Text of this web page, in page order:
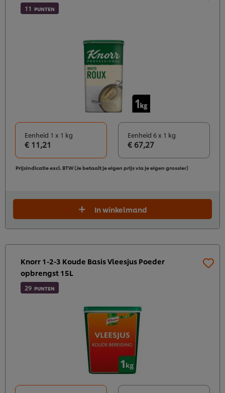
11 PUNTEN
Eenheid 1 x 1 kg
€ 11,21
Eenheid 6 x 1 kg
€ 67,27
Prijsindicatie excl. BTW (Je betaalt je eigen prijs via je eigen grossier)
In winkelmand
Knorr 1-2-3 Koude Basis Vleesjus Poeder
opbrengst 15L
29 PUNTEN